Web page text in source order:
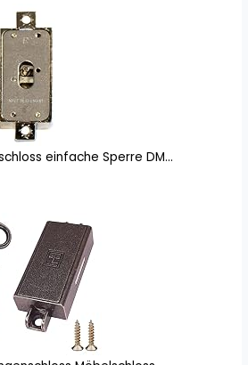
einfache Sperre DM...